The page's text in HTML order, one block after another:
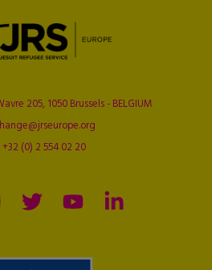
205, 1050 Brussels - BELGIUM
+32 (0) 2 554 02 20